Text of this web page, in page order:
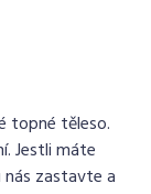
topné těleso.
Jestli máte
zastavte a